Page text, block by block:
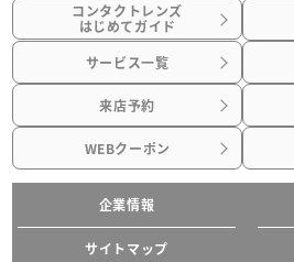
コンタクトレンズ
はじめてガイド
サービス一覧
来店予約
WEBクーポン
企業情報
サイトマップ